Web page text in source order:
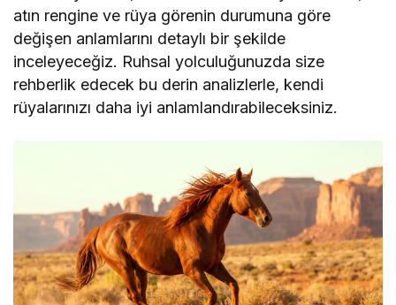
atın rengine ve rüya görenin durumuna göre
değişen anlamlarını detaylı bir şekilde
inceleyeceğiz. Ruhsal yolculuğunuzda size
rehberlik edecek bu derin analizlerle, kendi
rüyalarınızı daha iyi anlamlandırabileceksiniz.